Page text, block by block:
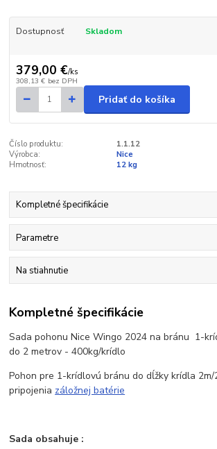
Dostupnosť Skladom
379,00 €/ks
308,13 € bez DPH
Pridať do košíka
Číslo produktu:
1.1.12
Výrobca:
Nice
Hmotnosť:
12 kg
Kompletné špecifikácie
Parametre
Na stiahnutie
Kompletné špecifikácie
Sada pohonu Nice Wingo 2024 na bránu 1-
do 2 metrov - 400kg/krídlo
Pohon pre 1-krídlovú bránu do dĺžky krídla 2m/
pripojenia záložnej batérie
Sada obsahuje :